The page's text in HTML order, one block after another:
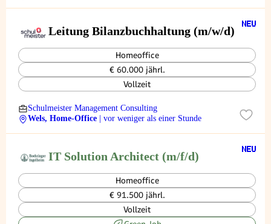
Leitung Bilanzbuchhaltung (m/w/d)
Homeoffice
€ 60.000 jährl.
Vollzeit
Schulmeister Management Consulting
Wels, Home-Office
| vor weniger als einer Stunde
IT Solution Architect (m/f/d)
Homeoffice
€ 91.500 jährl.
Vollzeit